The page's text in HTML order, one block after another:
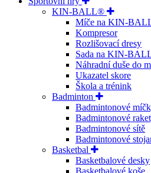
KIN-BALL®
Míče na KIN-
Kompresor
Rozlišovací dresy
Sada na KIN-
Náhradní duše do
Ukazatel skore
Škola a trénink
Badminton
Badmintonové
Badmintonové
Badmintonové sítě
Badmintonové
Basketbal
Basketbalové desky